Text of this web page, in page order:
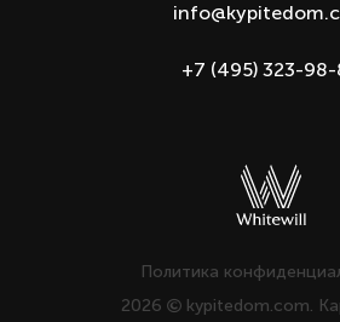
+7 (495) 323-
Политика
2026
kypitedom.com.